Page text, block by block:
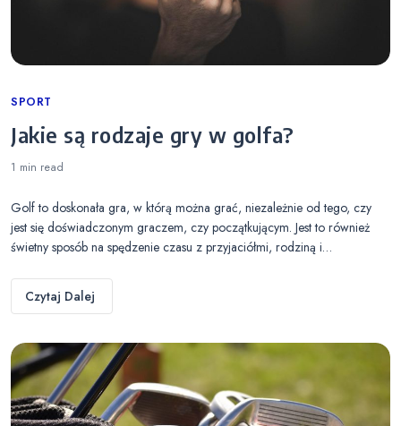
Categories
SPORT
Jakie są rodzaje gry w golfa?
1 min read
Golf to doskonała gra, w którą można grać, niezależnie od tego, czy
jest się doświadczonym graczem, czy początkującym. Jest to również
świetny sposób na spędzenie czasu z przyjaciółmi, rodziną i…
Czytaj Dalej